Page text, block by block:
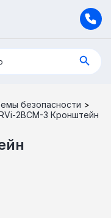
безопасности >
2BCM-3 Кронштейн